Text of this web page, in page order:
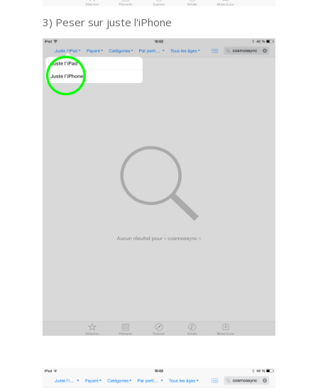
3) Peser sur juste l'iPhone